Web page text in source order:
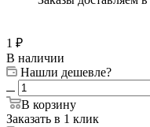
1 ₽
В наличии
Нашли дешевле?
В корзину
Заказать в 1 клик